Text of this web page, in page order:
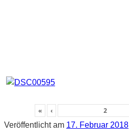
« ‹
Veröffentlicht am 17. Februar 2018